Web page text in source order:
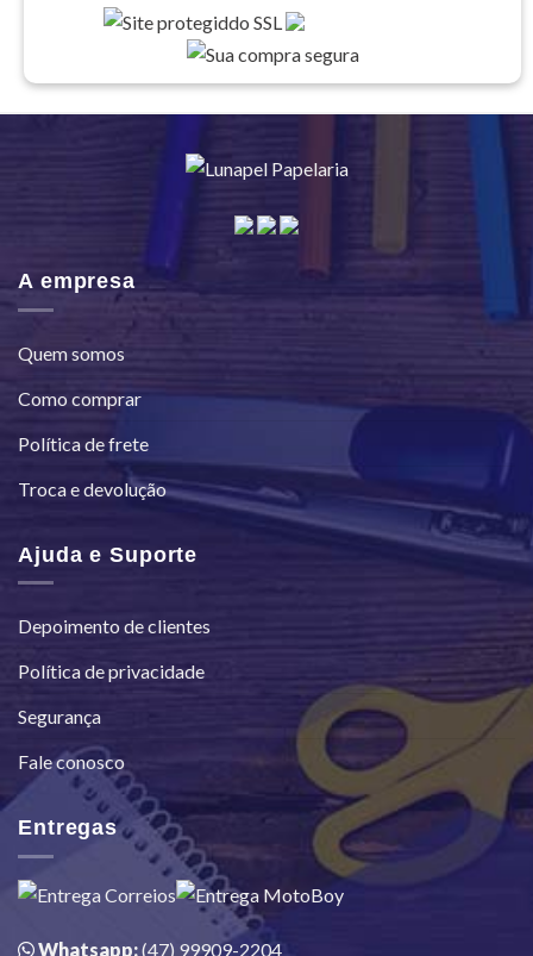
A empresa
Quem somos
Como comprar
Política de frete
Troca e devolução
Ajuda e Suporte
Depoimento de clientes
Política de privacidade
Segurança
Fale conosco
Entregas
Whatsapp:(47) 99909-2204